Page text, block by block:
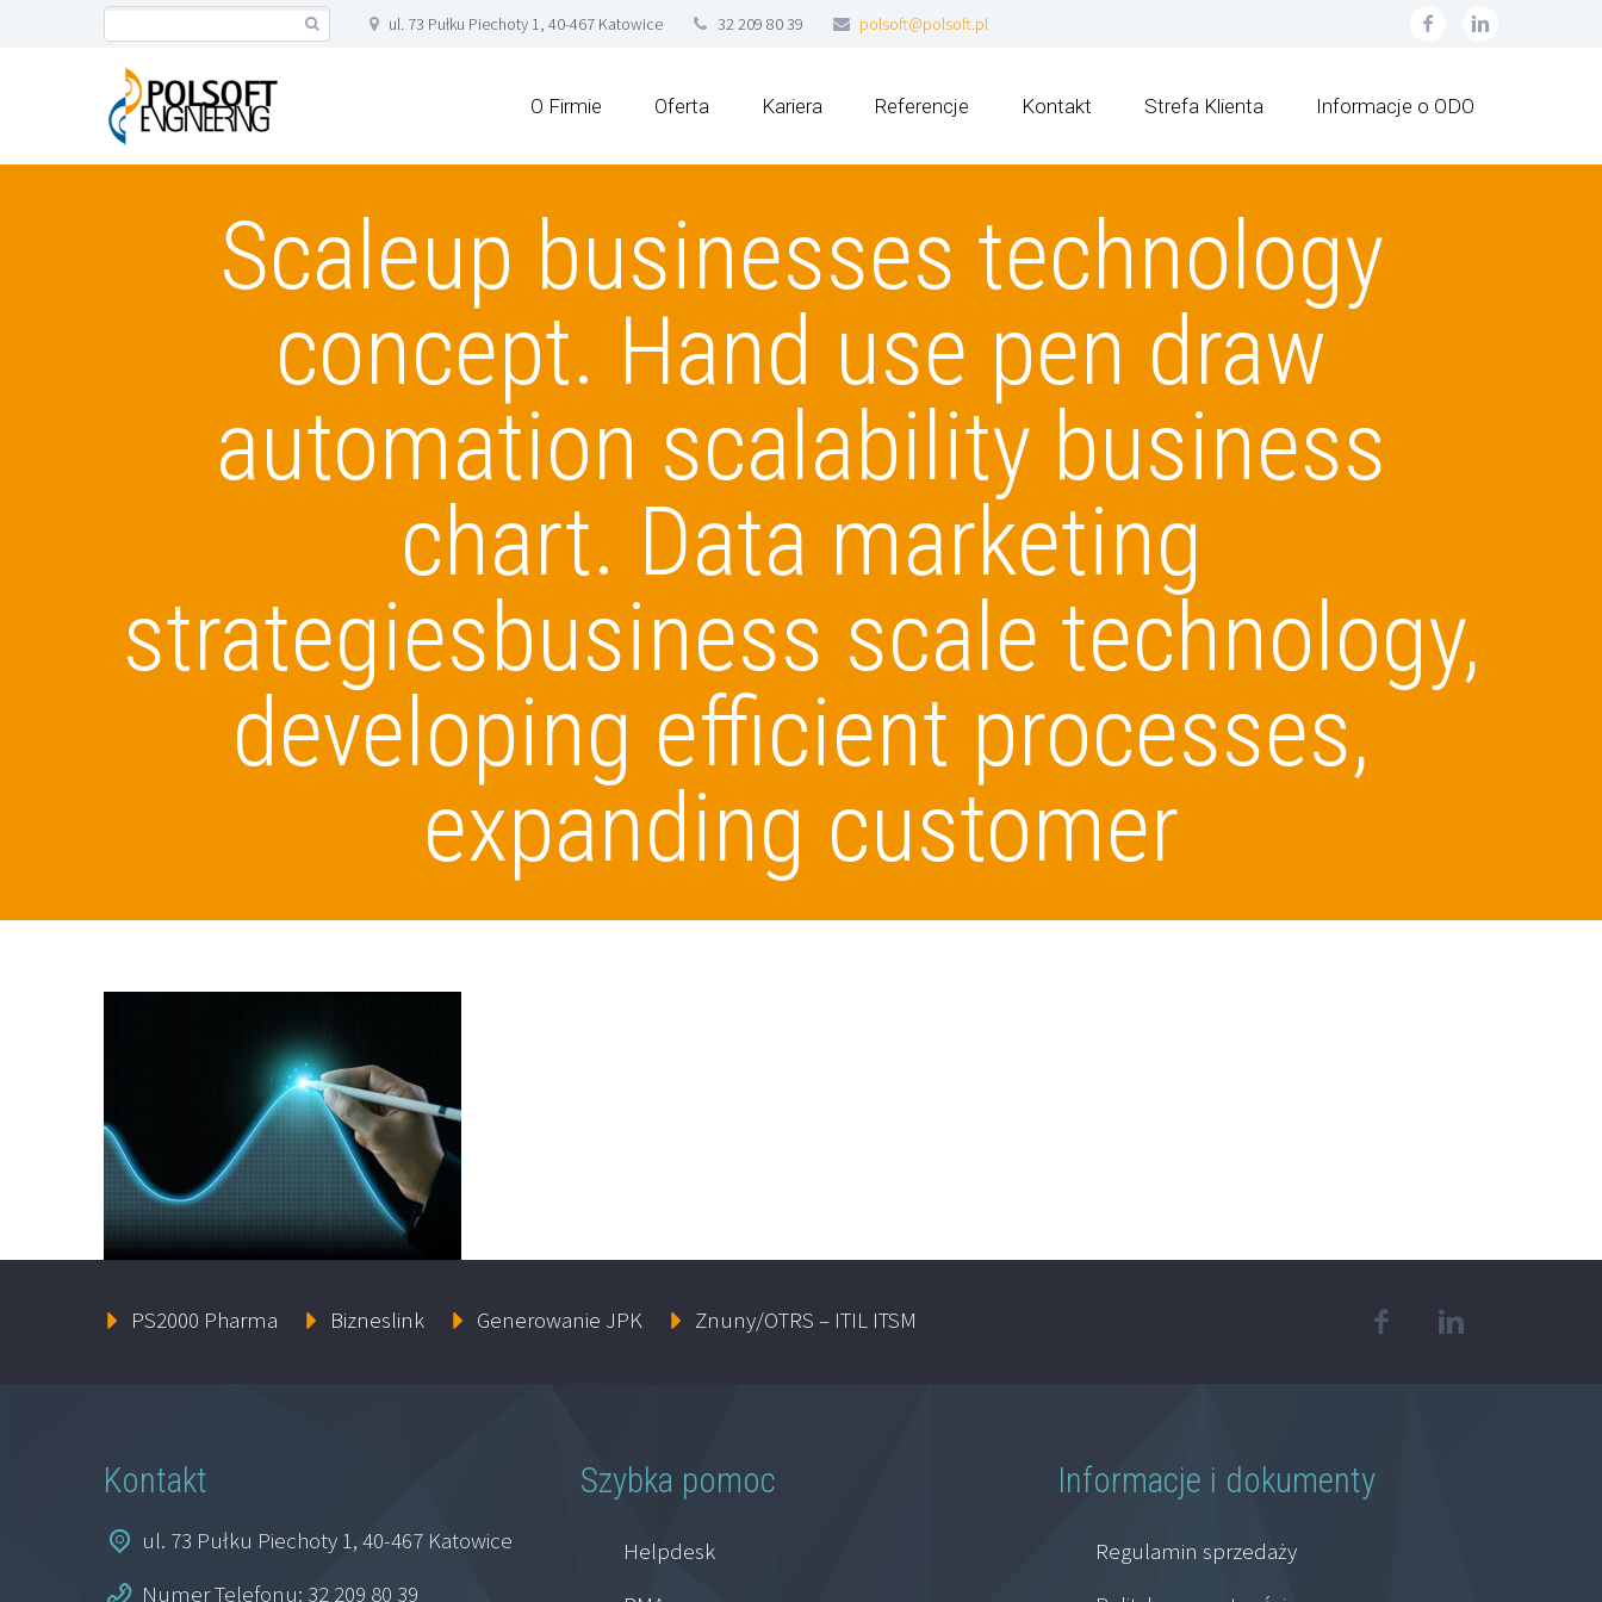
ul. 73 Pułku Piechoty 1, 40-467 Katowice 32 209 80 39 polsoft@polsoft.pl
O Firmie Oferta Kariera Referencje Kontakt Strefa Klienta Informacje o ODO
Scaleup businesses technology
concept. Hand use pen draw
automation scalability business
chart. Data marketing
strategiesbusiness scale technology,
developing efficient processes,
expanding customer
PS2000 Pharma Bizneslink Generowanie JPK Znuny/OTRS – ITIL ITSM
Kontakt
ul. 73 Pułku Piechoty 1, 40-467 Katowice
Numer Telefonu: 32 209 80 39
Szybka pomoc
Helpdesk
Informacje i dokumenty
Regulamin sprzedaży